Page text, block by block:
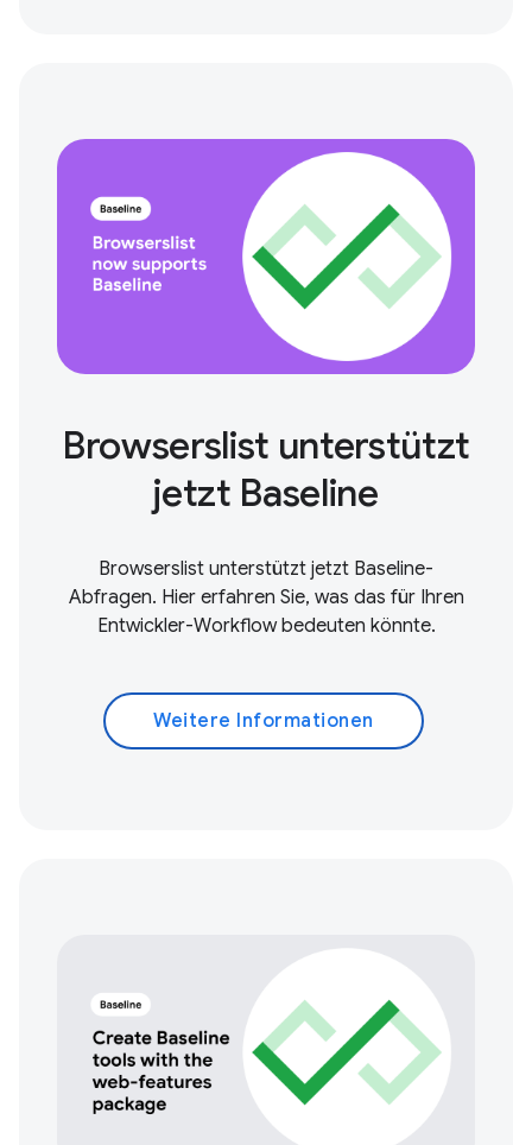
Browserslist unterstützt
jetzt Baseline
Browserslist unterstützt jetzt Baseline-
Abfragen. Hier erfahren Sie, was das für Ihren
Entwickler-Workflow bedeuten könnte.
Weitere Informationen